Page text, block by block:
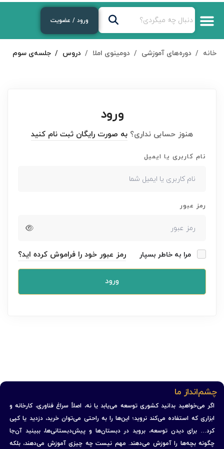
ورود / عضویت
خانه دوره‌های آموزشی دومینوی املا دروس جلسه‌ی سوم
ورود
هنوز حسابی نداری؟ به صورت رایگان ثبت نام کنید
نام کاربری یا ایمیل
رمز عبور
مرا به خاطر بسپار رمز عبور خود را فراموش کرده اید؟
ورود
چشم‌انداز ما
اگر می‌خواهید بدانید کشوری توسعه می‌یابد یا نه، اصلاً سراغ فناوری، کارخانه و
ابزاری که استفاده می‌کند نروید؛ این‌ها را به راحتی می‌توان خرید، دزدید یا کپی
کرد… برای دیدن توسعه، بروید در دبستان‌ها و پیش‌دبستانی‌ها، ببینید آن‌جا
چگونه بچه‌ها را آموزش می‌دهند. مهم نیست چه چیزی آموزش می‌دهند، بلکه